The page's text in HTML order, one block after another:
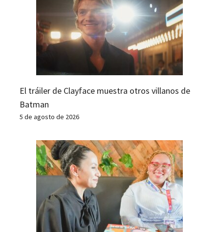
El tráiler de Clayface muestra otros villanos de
Batman
5 de agosto de 2026